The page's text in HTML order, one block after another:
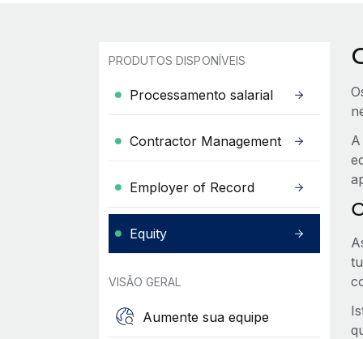
PRODUTOS DISPONÍVEIS
Processamento salarial
Contractor Management
Employer of Record
Equity
VISÃO GERAL
Aumente sua equipe